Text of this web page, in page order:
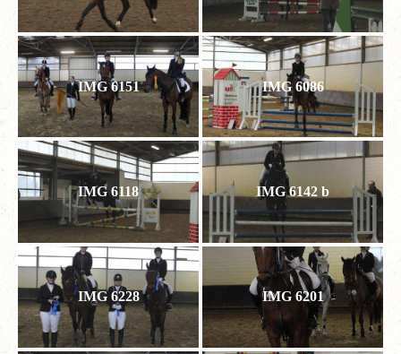
IMG 6151 IMG 6086
IMG 6118 IMG 6142 b
IMG 6228 IMG 6201